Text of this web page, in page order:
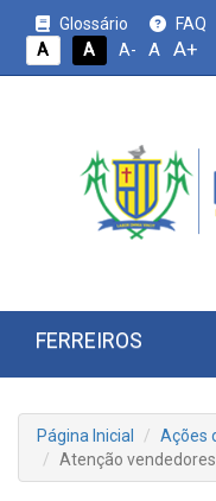
Glossário FAQ
A
A A- A A+
FERREIROS
Página Inicial
Ações
Atenção